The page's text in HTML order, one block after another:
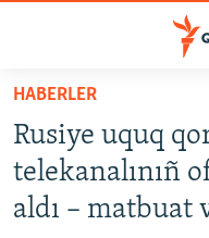
Esas
qaytmaq
Baş
navigatsiyağa
qaytmaq
SİYASET
İQTİSADİYAT
HABERLER
Rusiye uquq
telekanalınıñ
aldı – matbuat